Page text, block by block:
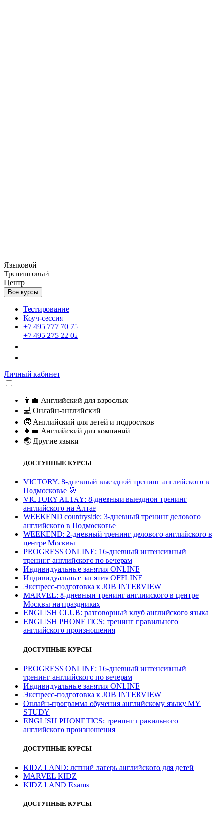
Языковой
Тренинговый
Центр
Все курсы
Тестирование
Коуч-сессия
+7 495 777 70 75
+7 495 275 22 02
Личный кабинет
👩‍💼 Английский для взрослых
💻 Онлайн-английский
🧒 Английский для детей и подростков
👩‍💼 Английский для компаний
🌏 Другие языки
ДОСТУПНЫЕ КУРСЫ
VICTORY: 8-дневный выездной тренинг английского в
Подмосковье 🎯
VICTORY ALTAY: 8-дневный выездной тренинг
английского на Алтае
WEEKEND countryside: 3-дневный тренинг делового
английского в Подмосковье
WEEKEND: 2-дневный тренинг делового английского в
центре Москвы
PROGRESS ONLINE: 16-дневный интенсивный
тренинг английского по вечерам
Индивидуальные занятия ONLINE
Индивидуальные занятия OFFLINE
Экспресс-подготовка к JOB INTERVIEW
МARVEL: 8-дневный тренинг английского в центре
Москвы на праздниках
ENGLISH CLUB: разговорный клуб английского языка
ENGLISH PHONETICS: тренинг правильного
английского произношения
ДОСТУПНЫЕ КУРСЫ
PROGRESS ONLINE: 16-дневный интенсивный
тренинг английского по вечерам
Индивидуальные занятия ONLINE
Экспресс-подготовка к JOB INTERVIEW
Онлайн-программа обучения английскому языку MY
STUDY
ENGLISH PHONETICS: тренинг правильного
английского произношения
ДОСТУПНЫЕ КУРСЫ
KIDZ LAND: летний лагерь английского для детей
MARVEL KIDZ
KIDZ LAND Exams
ДОСТУПНЫЕ КУРСЫ